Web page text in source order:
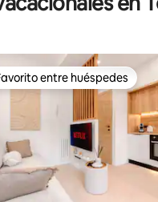
mejores en Favorito entre
entre huéspedes